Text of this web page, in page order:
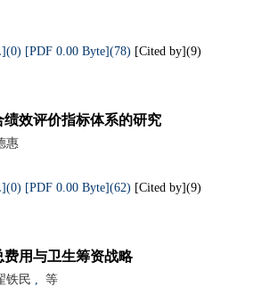
[PDF 0.00 Byte](78) [Cited by](9)
效评价指标体系的研究
惠
[PDF 0.00 Byte](62) [Cited by](9)
费用与卫生筹资战略
铁民 ,
等